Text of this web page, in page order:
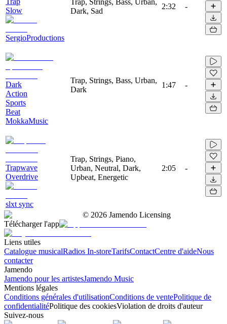
Slow
SergioProductions
Dark, Sad
2:32 -
Dark
Action
Sports
Beat
MokkaMusic
Trap, Strings, Bass, Urban,
Dark
1:47 -
Trapwave
Overdrive
slxt sync
Trap, Strings, Piano,
Urban, Neutral, Dark,
Upbeat, Energetic
2:05 -
© 2026 Jamendo Licensing
Télécharger l'app
Liens utiles
Catalogue musicalRadios In-storeTarifsContactCentre d'aideNous
contacter
Jamendo
Jamendo pour les artistesJamendo Music
Mentions légales
Conditions générales d'utilisationConditions de ventePolitique de
confidentialitéPolitique des cookiesViolation de droits d'auteur
Suivez-nous